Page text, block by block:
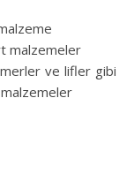
malzemeler
ve lifler gibi
malzemeler